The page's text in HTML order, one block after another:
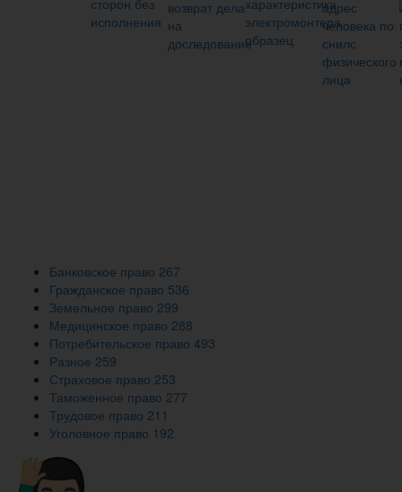
Банковское право 267
Гражданское право 536
Земельное право 299
Медицинское право 288
Потребительское право 493
Разное 259
Страховое право 253
Таможенное право 277
Трудовое право 211
Уголовное право 192